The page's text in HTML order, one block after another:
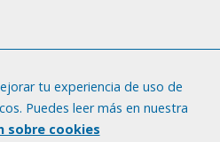
tu experiencia de uso de
Puedes leer más en nuestra
sobre cookies